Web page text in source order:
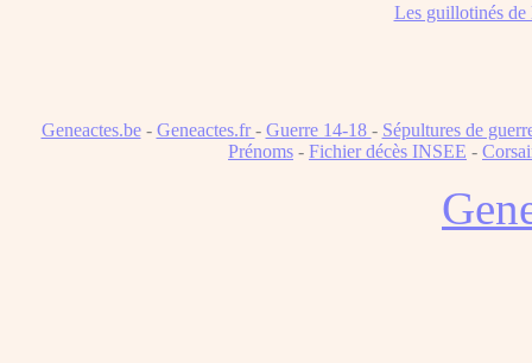
Les guillotinés de
Geneactes.be- Geneactes.fr - Guerre 14-18 - Sépultures de
Prénoms - Fichier décès INSEE -